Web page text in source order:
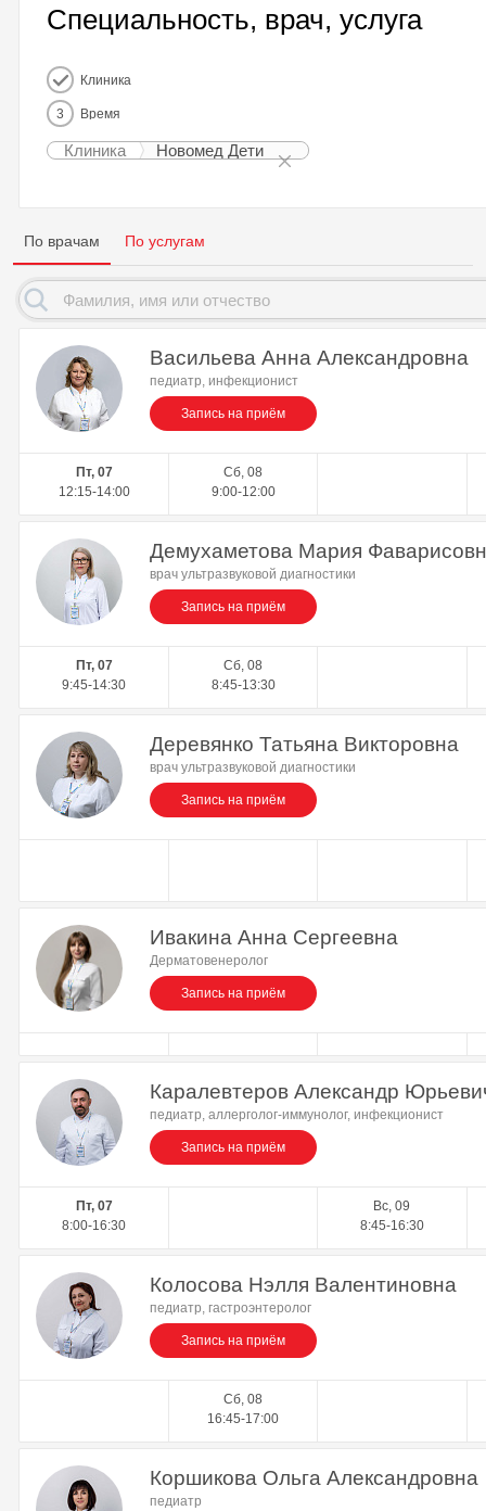
Специальность, врач, услуга
Клиника
3 Время
Клиника Новомед Дети
По врачам По услугам
Васильева Анна Александровна
педиатр, инфекционист
Запись на приём
Пт, 07
12:15-14:00
Сб, 08
9:00-12:00
Демухаметова Мария
врач ультразвуковой диагностики
Запись на приём
Пт, 07
9:45-14:30
Сб, 08
8:45-13:30
Деревянко Татьяна Викторовна
врач ультразвуковой диагностики
Запись на приём
Ивакина Анна Сергеевна
Дерматовенеролог
Запись на приём
Каралевтеров Александр
педиатр, аллерголог-иммунолог, инфекционист
Запись на приём
Пт, 07
8:00-16:30
Вс, 09
8:45-16:30
Колосова Нэлля Валентиновна
педиатр, гастроэнтеролог
Запись на приём
Сб, 08
16:45-17:00
Коршикова Ольга Александровна
педиатр